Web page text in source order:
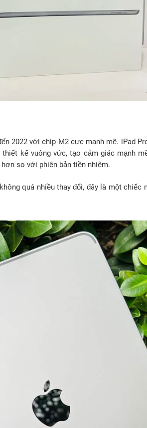
2022 với chip M2 cực mạnh mẽ. iPad
kế vuông vức, tạo cảm giác mạnh
so với phiên bản tiền nhiệm.
quá nhiều thay đổi, đây là một chiếc